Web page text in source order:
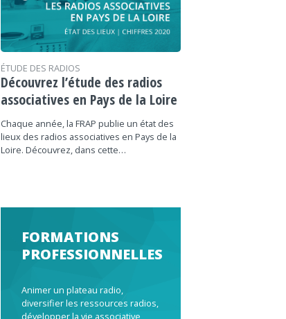
ÉTUDE DES RADIOS
Découvrez l’étude des radios
associatives en Pays de la Loire
Chaque année, la FRAP publie un état des
lieux des radios associatives en Pays de la
Loire. Découvrez, dans cette…
FORMATIONS
PROFESSIONNELLES
Animer un plateau radio,
diversifier les ressources radios,
développer la vie associative